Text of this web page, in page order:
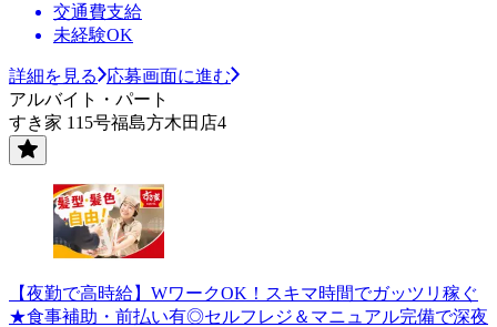
交通費支給
未経験OK
詳細を見る
応募画面に進む
アルバイト・パート
すき家 115号福島方木田店4
【夜勤で高時給】WワークOK！スキマ時間でガッツリ稼ぐ
★食事補助・前払い有◎セルフレジ＆マニュアル完備で深夜